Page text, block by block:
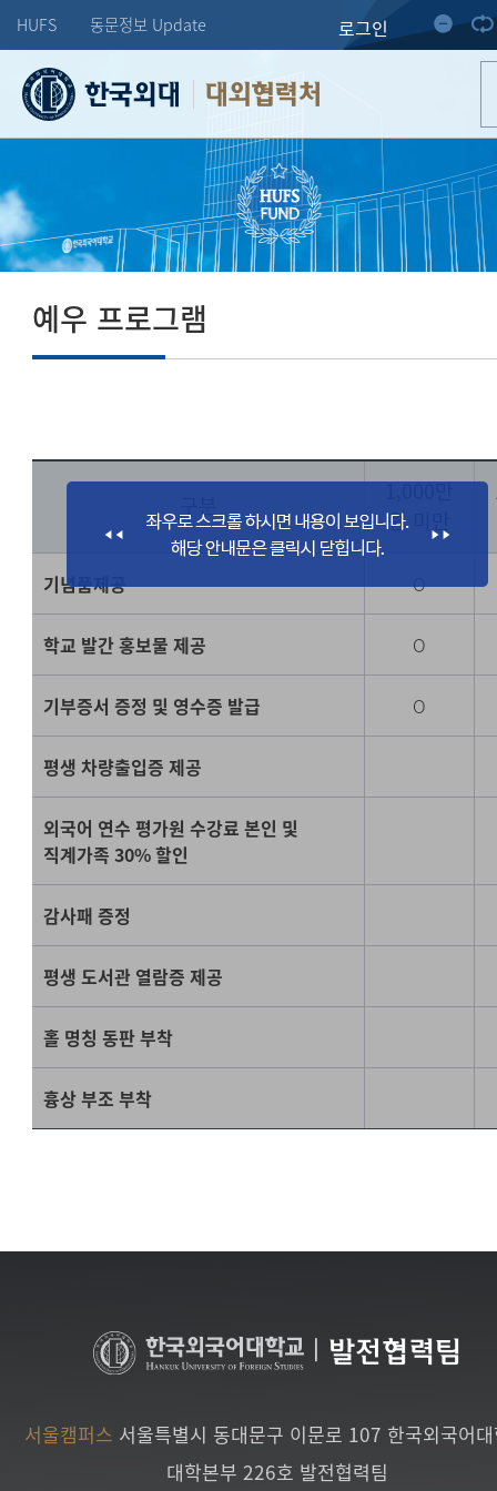
HUFS 동문정보 Update 로그인
대외협력처
예우 프로그램
1,000만
원 미만
기념품제공 O
학교 발간 홍보물 제공 O
기부증서 증정 및 영수증 발급 O
평생 차량출입증 제공
외국어 연수 평가원 수강료 본인 및
직계가족 30% 할인
감사패 증정
평생 도서관 열람증 제공
홀 명칭 동판 부착
흉상 부조 부착
발전협력팀
서울캠퍼스 서울특별시 동대문구 이문로 107 한국외국어
대학본부 226호 발전협력팀